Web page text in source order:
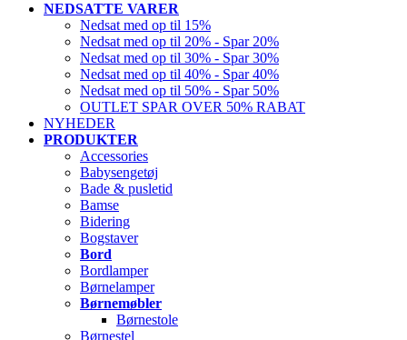
NEDSATTE VARER
Nedsat med op til 15%
Nedsat med op til 20% - Spar 20%
Nedsat med op til 30% - Spar 30%
Nedsat med op til 40% - Spar 40%
Nedsat med op til 50% - Spar 50%
OUTLET SPAR OVER 50% RABAT
NYHEDER
PRODUKTER
Accessories
Babysengetøj
Bade & pusletid
Bamse
Bidering
Bogstaver
Bord
Bordlamper
Børnelamper
Børnemøbler
Børnestole
Børnestel